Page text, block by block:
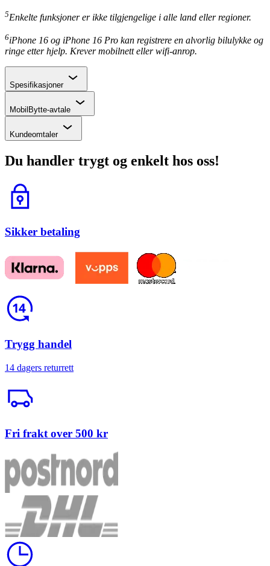
5Enkelte funksjoner er ikke tilgjengelige i alle land eller regioner.
6iPhone 16 og iPhone 16 Pro kan registrere en alvorlig bilulykke og
ringe etter hjelp. Krever mobilnett eller wifi-anrop.
Spesifikasjoner
MobilBytte-avtale
Kundeomtaler
Du handler trygt og enkelt hos oss!
Sikker betaling
Trygg handel
14 dagers returrett
Fri frakt over 500 kr